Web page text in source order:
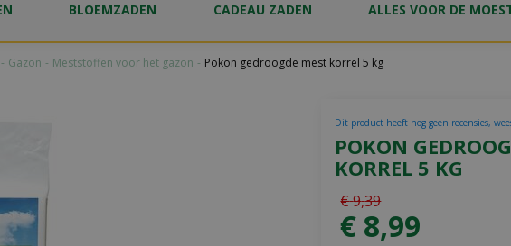
Gazon Meststoffen voor het gazon Pokon gedroogde mest korrel 5 kg
BLOEMZADEN CADEAU ZADEN ALLES VOOR DE
POKON
KORREL 5 KG
Dit product heeft nog geen recensies,
€9,39
€ 8,99